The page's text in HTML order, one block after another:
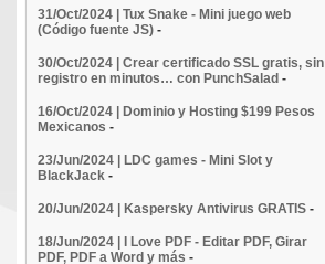
31/Oct/2024 | Tux Snake - Mini juego web
(Código fuente JS) -
30/Oct/2024 | Crear certificado SSL gratis, sin
registro en minutos… con PunchSalad -
16/Oct/2024 | Dominio y Hosting $199 Pesos
Mexicanos -
23/Jun/2024 | LDC games - Mini Slot y
BlackJack -
20/Jun/2024 | Kaspersky Antivirus GRATIS -
18/Jun/2024 | I Love PDF - Editar PDF, Girar
PDF, PDF a Word y más -